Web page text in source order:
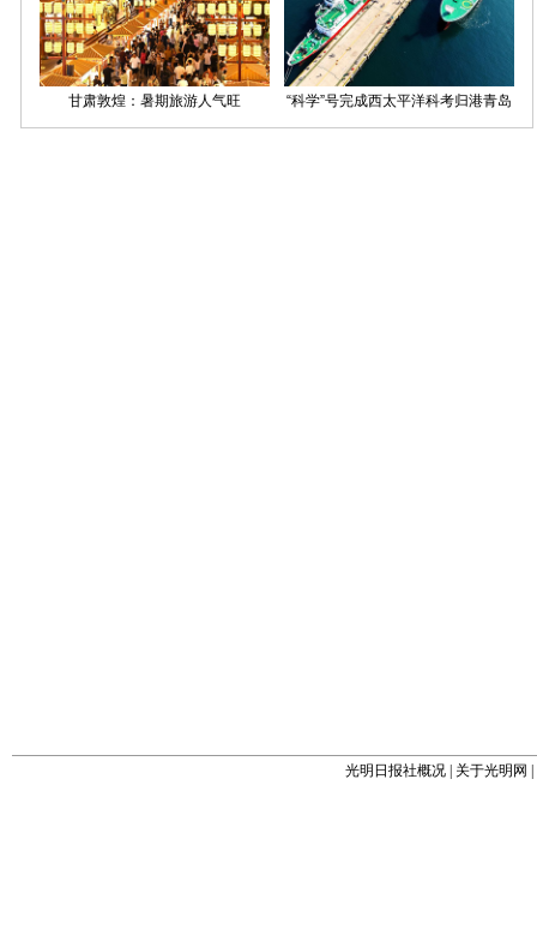
光明日报社概况 关于光明网